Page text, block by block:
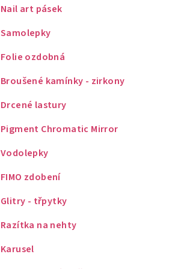
Nail art pásek
Samolepky
Folie ozdobná
Broušené kamínky - zirkony
Drcené lastury
Pigment Chromatic Mirror
Vodolepky
FIMO zdobení
Glitry - třpytky
Razítka na nehty
Karusel